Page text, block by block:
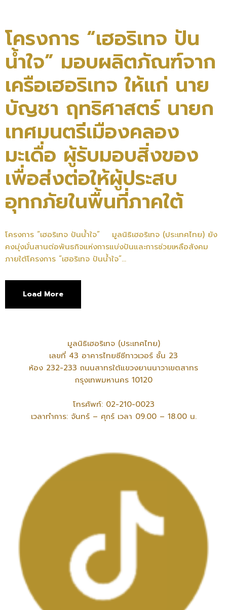
โครงการ “เฮอริเทจ ปัน
น้ำใจ” มอบผลิตภัณฑ์จาก
เครือเฮอริเทจ ให้แก่ นาย
บัญชา ฤทธิศาสตร์ นายก
เทศมนตรีเมืองคลอง
มะเดื่อ ผู้รับมอบสิ่งของ
เพื่อส่งต่อให้ผู้ประสบ
อุทกภัยในพื้นที่ภาคใต้
โครงการ “เฮอริเทจ ปันน้ำใจ” มูลนิธิเฮอริเทจ (ประเทศไทย) ยัง
คงมุ่งมั่นสานต่อพันธกิจแห่งการแบ่งปันและการช่วยเหลือสังคม
ภายใต้โครงการ “เฮอริเทจ ปันน้ำใจ”...
Load More
มูลนิธิเฮอริเทจ (ประเทศไทย)
เลขที่ 43 อาคารไทยซีซีทาวเวอร์ ชั้น 23
ห้อง 232-233 ถนนสาทรใต้แขวงยานนาวาเขตสาทร
กรุงเทพมหานคร 10120
โทรศัพท์: 02-210-0023
เวลาทำการ: จันทร์ – ศุกร์ เวลา 09.00 – 18.00 น.